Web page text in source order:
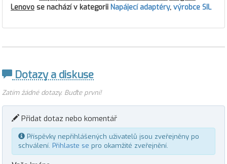
Lenovo se nachází v kategorii Napájecí adaptéry, výrobce SIL
Dotazy a diskuse
Zatím žádné dotazy. Buďte první!
Přidat dotaz nebo komentář
Příspěvky nepřihlášených uživatelů jsou zveřejněny po
schválení. Přihlaste se pro okamžité zveřejnění.